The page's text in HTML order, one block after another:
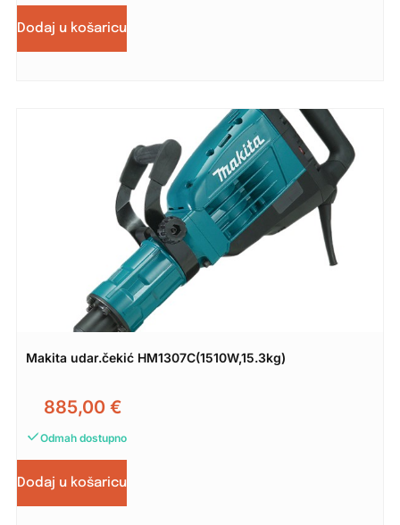
Dodaj u košaricu
Makita udar.čekić HM1307C(1510W,15.3kg)
885,00 €
Odmah dostupno
Dodaj u košaricu